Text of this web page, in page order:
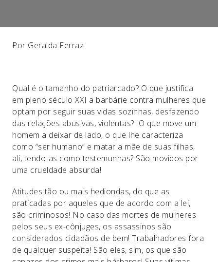
Por Geralda Ferraz
Qual é o tamanho do patriarcado? O que justifica
em pleno século XXI a barbárie contra mulheres que
optam por seguir suas vidas sozinhas, desfazendo
das relações abusivas, violentas? O que move um
homem a deixar de lado, o que lhe caracteriza
como “ser humano” e matar a mãe de suas filhas,
ali, tendo-as como testemunhas? São movidos por
uma crueldade absurda!
Atitudes tão ou mais hediondas, do que as
praticadas por aqueles que de acordo com a lei,
são criminosos! No caso das mortes de mulheres
pelos seus ex-cônjuges, os assassinos são
considerados cidadãos de bem! Trabalhadores fora
de qualquer suspeita! São eles, sim, os que são